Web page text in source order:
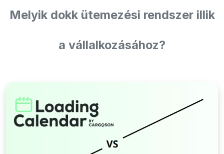
Melyik dokk ütemezési rendszer illik
a vállalkozásához?